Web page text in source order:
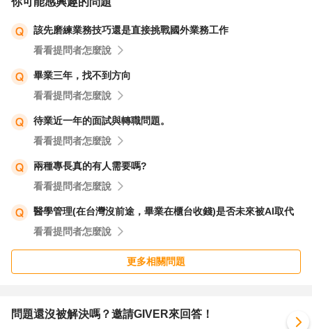
該先磨練業務技巧還是直接挑戰國外業務工作
看看提問者怎麼說
畢業三年，找不到方向
看看提問者怎麼說
待業近一年的面試與轉職問題。
看看提問者怎麼說
兩種專長真的有人需要嗎?
看看提問者怎麼說
醫學管理(在台灣沒前途，畢業在櫃台收錢)是否未來被AI取代
看看提問者怎麼說
更多相關問題
問題還沒被解決嗎？邀請GIVER來回答！